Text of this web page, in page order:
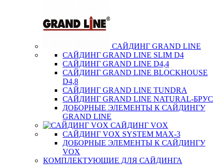
САЙДИНГ GRAND LINE
САЙДИНГ GRAND LINE SLIM D4
САЙДИНГ GRAND LINE D4,4
САЙДИНГ GRAND LINE BLOCKHOUSE
D4,8
САЙДИНГ GRAND LINE TUNDRA
САЙДИНГ GRAND LINE NATURAL-БРУС
ДОБОРНЫЕ ЭЛЕМЕНТЫ К САЙДИНГУ
GRAND LINE
САЙДИНГ VOX
САЙДИНГ VOX SYSTEM MAX-3
ДОБОРНЫЕ ЭЛЕМЕНТЫ К САЙДИНГУ
VOX
КОМПЛЕКТУЮЩИЕ ДЛЯ САЙДИНГА